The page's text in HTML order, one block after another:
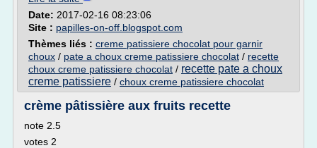
Date: 2017-02-16 08:23:06
Site : papilles-on-off.blogspot.com
Thèmes liés : creme patissiere chocolat pour garnir
choux / pate a choux creme patissiere chocolat / recette
choux creme patissiere chocolat / recette pate a choux
creme patissiere / choux creme patissiere chocolat
crème pâtissière aux fruits recette
note 2.5
votes 2